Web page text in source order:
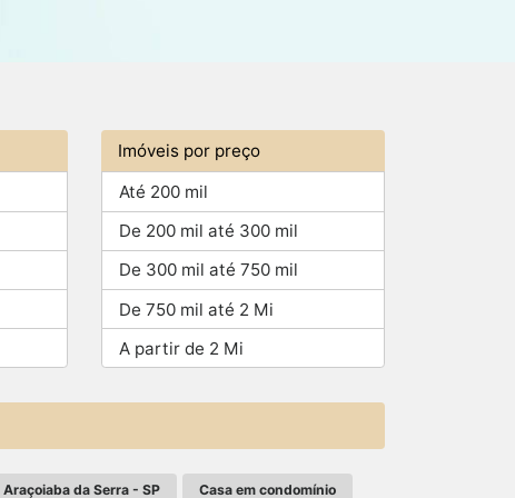
Imóveis por preço
Até 200 mil
De 200 mil até 300 mil
De 300 mil até 750 mil
De 750 mil até 2 Mi
A partir de 2 Mi
Araçoiaba da Serra - SP Casa em condomínio